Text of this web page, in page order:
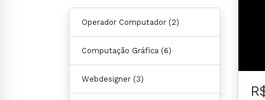
Operador Computador (2)
Computação Gráfica (6)
Webdesigner (3)